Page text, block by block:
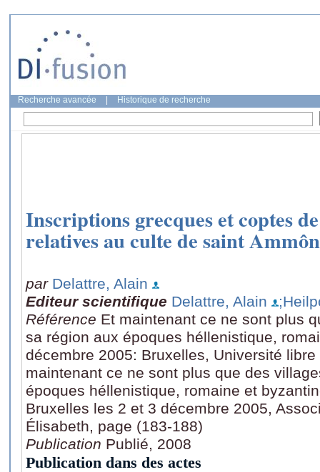
Recherche avancée Historique de recherche
Inscriptions grecques et coptes
relatives au culte de saint
par Delattre, Alain
Editeur scientifique Delattre, Alain
Référence Et maintenant ce ne sont plus
sa région aux époques héllenistique,
décembre 2005: Bruxelles, Université
maintenant ce ne sont plus que des
époques héllenistique, romaine et
Bruxelles les 2 et 3 décembre 2005,
Élisabeth, page (183-188)
Publication Publié, 2008
Publication dans des actes